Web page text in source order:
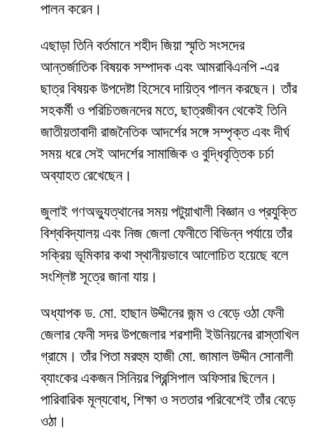
পালন করেন।
এছাড়া তিনি বর্তমানে শহীদ জিয়া স্মৃতি সংসদের
আন্তর্জাতিক বিষয়ক সম্পাদক এবং আমরাবিএনপি -এর
ছাত্র বিষয়ক উপদেষ্টা হিসেবে দায়িত্ব পালন করছেন। তাঁর
সহকর্মী ও পরিচিতজনদের মতে, ছাত্রজীবন থেকেই তিনি
জাতীয়তাবাদী রাজনৈতিক আদর্শের সঙ্গে সম্পৃক্ত এবং দীর্ঘ
সময় ধরে সেই আদর্শের সামাজিক ও বুদ্ধিবৃত্তিক চর্চা
অব্যাহত রেখেছেন।
জুলাই গণঅভ্যুত্থানের সময় পটুয়াখালী বিজ্ঞান ও প্রযুক্তি
বিশ্ববিদ্যালয় এবং নিজ জেলা ফেনীতে বিভিন্ন পর্যায়ে তাঁর
সক্রিয় ভূমিকার কথা স্থানীয়ভাবে আলোচিত হয়েছে বলে
সংশ্লিষ্ট সূত্রে জানা যায়।
অধ্যাপক ড. মো. হাছান উদ্দীনের জন্ম ও বেড়ে ওঠা ফেনী
জেলার ফেনী সদর উপজেলার শরশাদী ইউনিয়নের রাস্তাখিল
গ্রামে। তাঁর পিতা মরহুম হাজী মো. জামাল উদ্দীন সোনালী
ব্যাংকের একজন সিনিয়র প্রিন্সিপাল অফিসার ছিলেন।
পারিবারিক মূল্যবোধ, শিক্ষা ও সততার পরিবেশেই তাঁর বেড়ে
ওঠা।